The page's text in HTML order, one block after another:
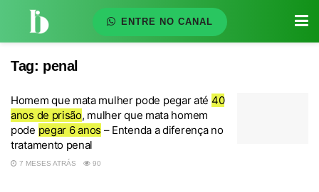
ENTRE NO CANAL
Tag: penal
Homem que mata mulher pode pegar até 40
anos de prisão, mulher que mata homem
pode pegar 6 anos – Entenda a diferença no
tratamento penal
7 MESES ATRÁS 90